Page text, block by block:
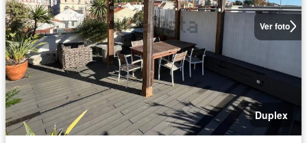
Ver foto
Duplex